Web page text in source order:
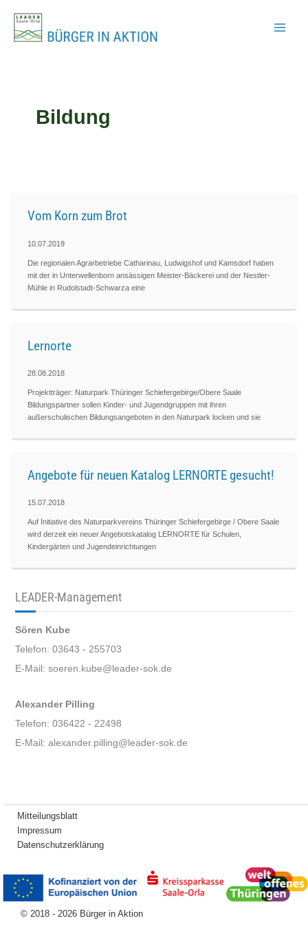
Inhalt
springen
Bildung
Vom Korn zum Brot
10.07.2019
Die regionalen Agrarbetriebe Catharinau, Ludwigshof und Kamsdorf haben
mit der in Unterwellenborn ansässigen Meister-Bäckerei und der Nestler-
Mühle in Rudolstadt-Schwarza eine
Lernorte
28.08.2018
Projektträger: Naturpark Thüringer Schiefergebirge/Obere Saale
Bildungspartner sollen Kinder- und Jugend­gruppen mit ihren
außerschulischen Bil­dungs­­angeboten in den Naturpark locken und sie
Angebote für neuen Katalog LERNORTE gesucht!
15.07.2018
Auf Initiative des Naturparkvereins Thüringer Schiefergebirge / Obere Saale
wird derzeit ein neuer Angebotskatalog LERNORTE für Schulen,
Kindergärten und Jugendeinrichtungen
LEADER-Management
Sören Kube
Telefon: 03643 - 255703
E-Mail: soeren.kube@leader-sok.de
Alexander Pilling
Telefon: 036422 - 22498
E-Mail: alexander.pilling@leader-sok.de
Mitteilungsblatt
Impressum
Datenschutzerklärung
© 2018 - 2026 Bürger in Aktion